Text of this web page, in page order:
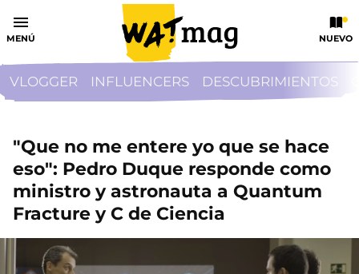
MENÚ NUEVO
VLOGGER INFLUENCERS DESCUBRIMIENTOS
"Que no me entere yo que se hace
eso": Pedro Duque responde como
ministro y astronauta a Quantum
Fracture y C de Ciencia